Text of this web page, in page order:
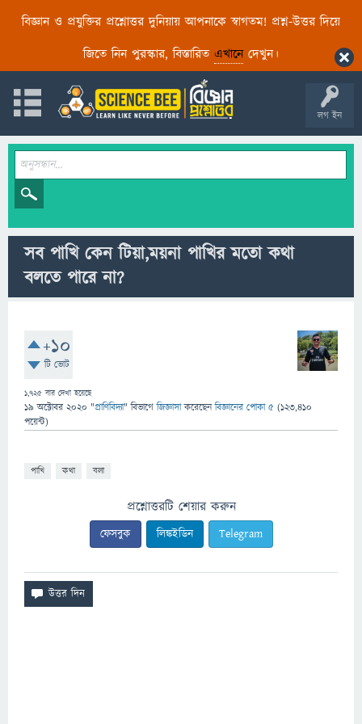
বিজ্ঞান ও প্রযুক্তির প্রশ্নোত্তর দুনিয়ায় আপনাকে স্বাগতম! প্রশ্ন-উত্তর দিয়ে
জিতে নিন পুরস্কার, বিস্তারিত এখানেদেখুন।
লগ ইন
সব পাখি কেন টিয়া,ময়না পাখির মতো কথা
বলতে পারে না?
+10
টি ভোট
1,725 বার দেখা হয়েছে
19 অক্টোবর 2020 "প্রাণিবিদ্যা" বিভাগে জিজ্ঞাসাকরেছেনবিজ্ঞানের পোকা ৫ (123,410
পয়েন্ট)
পাখি কথা বলা
প্রশ্নোত্তরটি শেয়ার করুন
ফেসবুক লিঙ্কইডিন Telegram